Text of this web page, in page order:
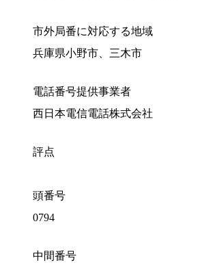
市外局番に対応する地域
兵庫県小野市、三木市
電話番号提供事業者
西日本電信電話株式会社
評点
頭番号
0794
中間番号